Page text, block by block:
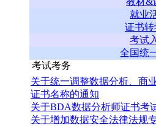
就业
证书转
考试
全国统
考试考务
关于统一调整数据分析、商
证书名称的通知
关于BDA数据分析师证书考
关于增加数据安全法律法规